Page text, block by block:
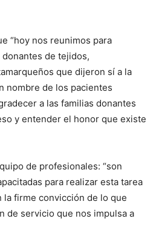
“hoy nos reunimos para
de tejidos,
que dijeron sí a la
nombre de los pacientes
a las familias donantes
y entender el honor que existe
de profesionales: “son
para realizar esta tarea
la firme convicción de lo que
de servicio que nos impulsa a